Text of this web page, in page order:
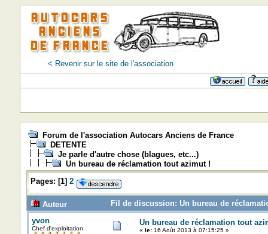
< Revenir sur le site de l'association
Forum de l'association Autocars Anciens de France
DETENTE
Je parle d'autre chose (blagues, etc...)
Un bureau de réclamation tout azimut !
Pages: [1] 2
Auteur
Fil de discussion: Un bureau de
yvon
Chef d'exploitation
Un bureau de réclamation tout
« le:16 Août 2013 à 07:15:25 »